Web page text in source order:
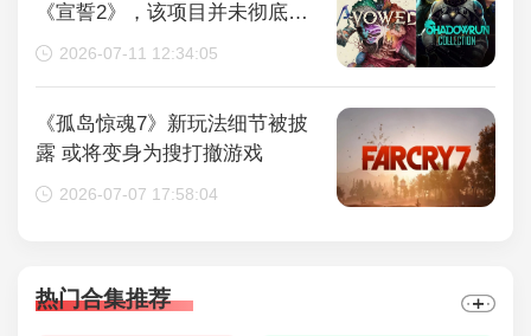
《宣誓2》，该项目并未彻底取
消
2026-07-11 12:34:05
《孤岛惊魂7》新玩法细节被披
露 或将变身为搜打撤游戏
2026-07-07 17:58:04
热门合集推荐